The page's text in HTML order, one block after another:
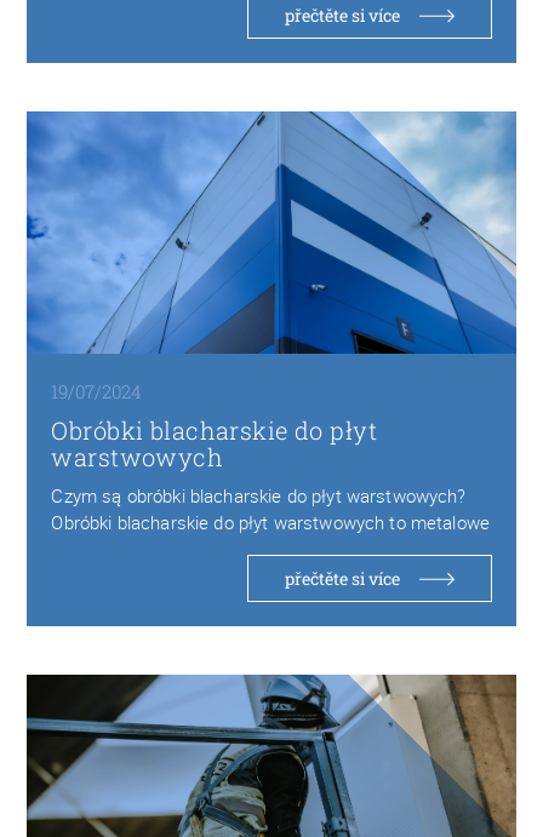
přečtěte si více
19/07/2024
Obróbki blacharskie do płyt
warstwowych
Czym są obróbki blacharskie do płyt warstwowych?
Obróbki blacharskie do płyt warstwowych to metalowe
přečtěte si více